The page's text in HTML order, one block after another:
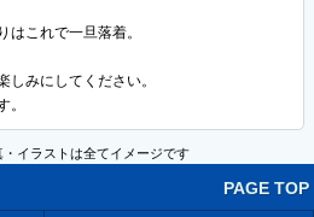
はこれで一旦落着。
しみにしてください。
。
PAGE TOP
イラストは全てイメージです